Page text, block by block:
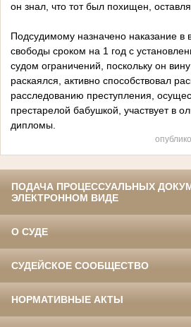
он знал, что тот был похищен,
Подсудимому назначено наказание в
свободы сроком на 1 год с
судом ограничений, поскольку он
раскаялся, активно способствовал
расследованию преступления,
престарелой бабушкой, участвует в
дипломы.
ПОДАЧА ПРОЦЕССУАЛЬНЫХ
ЭЛЕКТРОННОМ ВИДЕ
О СУДЕ
СУДЕЙСКОЕ СООБЩЕСТВО
НОРМАТИВНЫЕ АКТЫ